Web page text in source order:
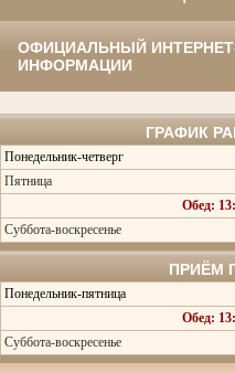
ОФИЦИАЛЬНЫЙ
ИНФОРМАЦИИ
ГРАФИК
Понедельник-четверг
Пятница
Обед:
Суббота-воскресенье
ПРИЁМ
Понедельник-пятница
Обед:
Суббота-воскресенье